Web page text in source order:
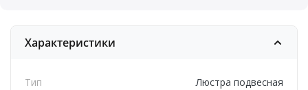
Характеристики
Тип
Люстра подвесная